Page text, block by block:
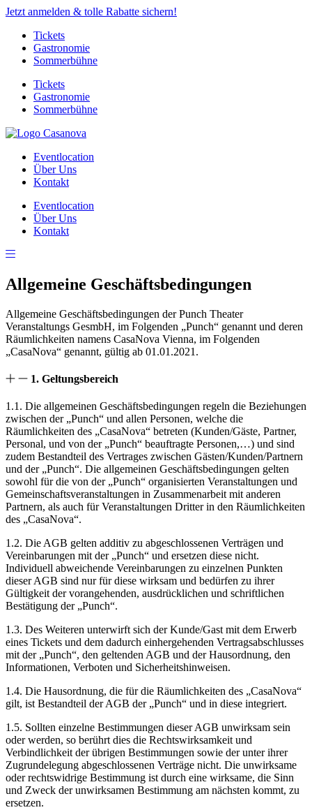
Jetzt anmelden & tolle Rabatte sichern!
Tickets
Gastronomie
Sommerbühne
Tickets
Gastronomie
Sommerbühne
Eventlocation
Über Uns
Kontakt
Eventlocation
Über Uns
Kontakt
Allgemeine Geschäftsbedingungen
Allgemeine Geschäftsbedingungen der Punch Theater
Veranstaltungs GesmbH, im Folgenden „Punch“ genannt und deren
Räumlichkeiten namens CasaNova Vienna, im Folgenden
„CasaNova“ genannt, gültig ab 01.01.2021.
1. Geltungsbereich
1.1. Die allgemeinen Geschäftsbedingungen regeln die Beziehungen
zwischen der „Punch“ und allen Personen, welche die
Räumlichkeiten des „CasaNova“ betreten (Kunden/Gäste, Partner,
Personal, und von der „Punch“ beauftragte Personen,…) und sind
zudem Bestandteil des Vertrages zwischen Gästen/Kunden/Partnern
und der „Punch“. Die allgemeinen Geschäftsbedingungen gelten
sowohl für die von der „Punch“ organisierten Veranstaltungen und
Gemeinschaftsveranstaltungen in Zusammenarbeit mit anderen
Partnern, als auch für Veranstaltungen Dritter in den Räumlichkeiten
des „CasaNova“.
1.2. Die AGB gelten additiv zu abgeschlossenen Verträgen und
Vereinbarungen mit der „Punch“ und ersetzen diese nicht.
Individuell abweichende Vereinbarungen zu einzelnen Punkten
dieser AGB sind nur für diese wirksam und bedürfen zu ihrer
Gültigkeit der vorangehenden, ausdrücklichen und schriftlichen
Bestätigung der „Punch“.
1.3. Des Weiteren unterwirft sich der Kunde/Gast mit dem Erwerb
eines Tickets und dem dadurch einhergehenden Vertragsabschlusses
mit der „Punch“, den geltenden AGB und der Hausordnung, den
Informationen, Verboten und Sicherheitshinweisen.
1.4. Die Hausordnung, die für die Räumlichkeiten des „CasaNova“
gilt, ist Bestandteil der AGB der „Punch“ und in diese integriert.
1.5. Sollten einzelne Bestimmungen dieser AGB unwirksam sein
oder werden, so berührt dies die Rechtswirksamkeit und
Verbindlichkeit der übrigen Bestimmungen sowie der unter ihrer
Zugrundelegung abgeschlossenen Verträge nicht. Die unwirksame
oder rechtswidrige Bestimmung ist durch eine wirksame, die Sinn
und Zweck der unwirksamen Bestimmung am nächsten kommt, zu
ersetzen.